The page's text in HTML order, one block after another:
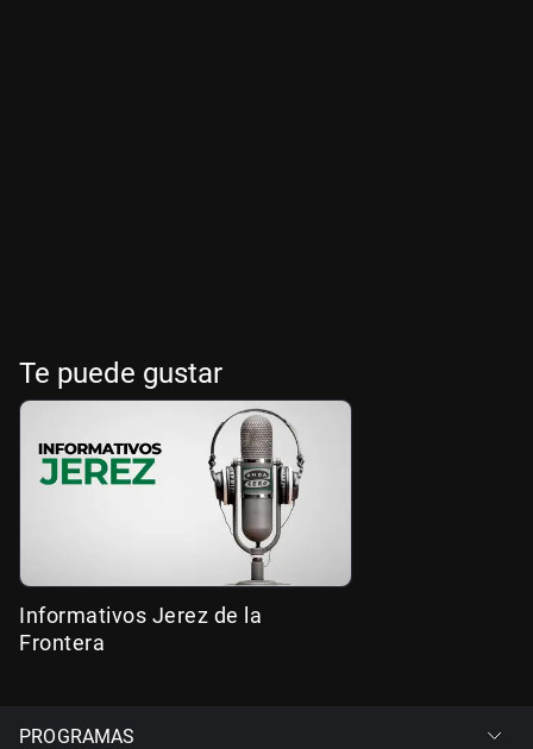
Te puede gustar
Informativos Jerez de la
Frontera
PROGRAMAS